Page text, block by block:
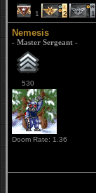
1 2 1
Nemesis
- Master Sergeant -
530
Doom Rate: 1.36